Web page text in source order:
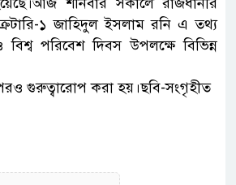
১ জাহিদুল ইসলাম রনি এ তথ্য
পরিবেশ দিবস উপলক্ষে বিভিন্ন
গুরুত্বারোপ করা হয়।ছবি-সংগৃহীত